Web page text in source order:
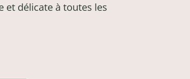
et délicate à toutes les